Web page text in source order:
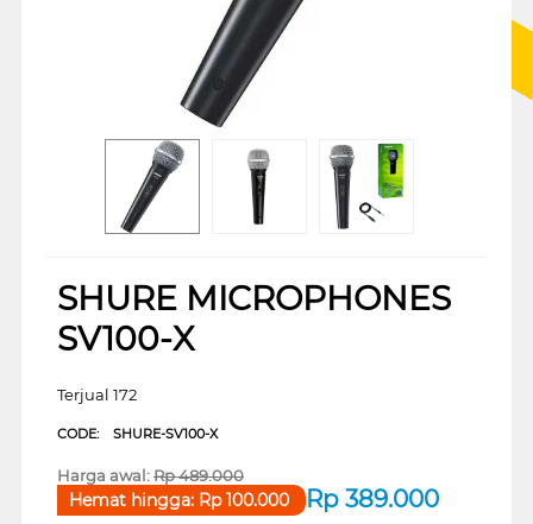
SHURE MICROPHONES
SV100-X
Terjual 172
CODE: SHURE-SV100-X
Harga awal:Rp489.000
Rp 389.000
Hemat hingga: Rp100.000